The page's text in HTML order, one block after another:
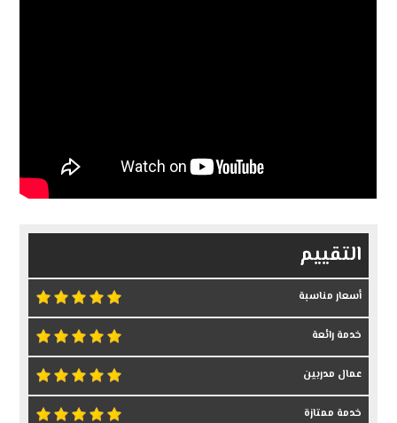
التقييم
أسعار مناسبة
خدمة رائعة
عمال مدربين
خدمة ممتازة